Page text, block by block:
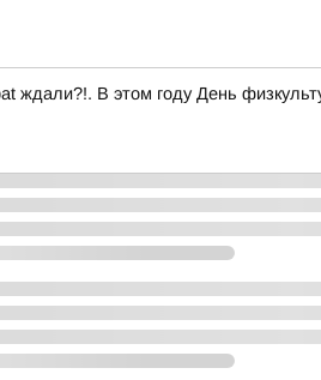
ждали?!. В этом году День